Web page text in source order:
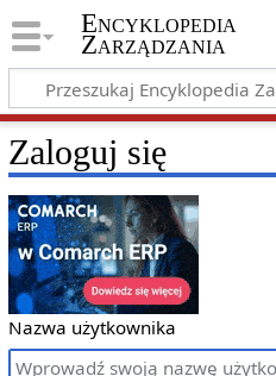
Encyklopedia
Zarządzania
Zaloguj się
Nazwa użytkownika